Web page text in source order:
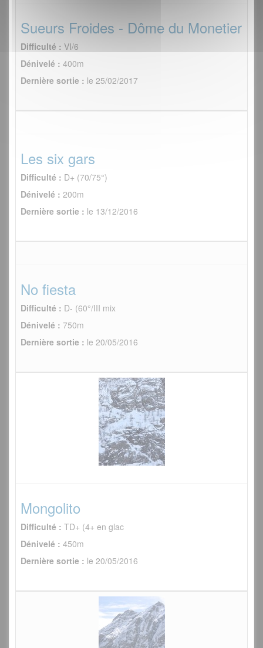
Sueurs Froides - Dôme du Monetier
Difficulté : VI/6
Dénivelé : 400m
Dernière sortie : le 25/02/2017
Les six gars
Difficulté : D+ (70/75°)
Dénivelé : 200m
Dernière sortie : le 13/12/2016
No fiesta
Difficulté : D- (60°/III mix
Dénivelé : 750m
Dernière sortie : le 20/05/2016
Mongolito
Difficulté : TD+ (4+ en glac
Dénivelé : 450m
Dernière sortie : le 20/05/2016